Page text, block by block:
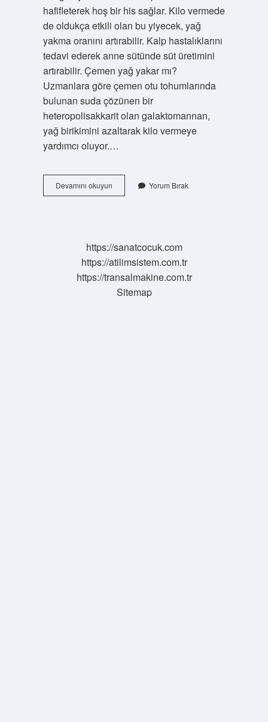
hafifleterek hoş bir his sağlar. Kilo vermede
de oldukça etkili olan bu yiyecek, yağ
yakma oranını artırabilir. Kalp hastalıklarını
tedavi ederek anne sütünde süt üretimini
artırabilir. Çemen yağ yakar mı?
Uzmanlara göre çemen otu tohumlarında
bulunan suda çözünen bir
heteropolisakkarit olan galaktomannan,
yağ birikimini azaltarak kilo vermeye
yardımcı oluyor.…
Devamını okuyunÇemen
Nasil
Yorum Bırak
https://sanatcocuk.com
https://atilimsistem.com.tr
https://transalmakine.com.tr
Sitemap